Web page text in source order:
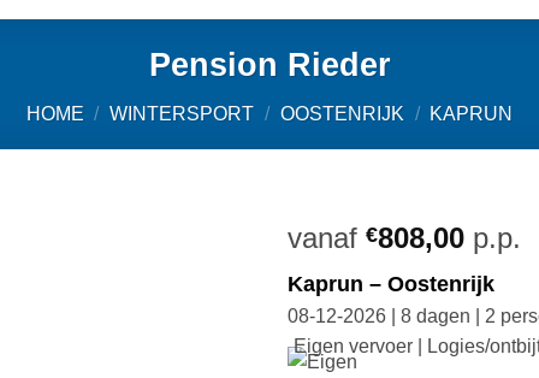
Pension Rieder
HOME / WINTERSPORT / OOSTENRIJK / KAPRUN
vanaf €808,00 p.p.
Kaprun – Oostenrijk
08-12-2026 | 8 dagen | 2
Eigen vervoer | Logies/